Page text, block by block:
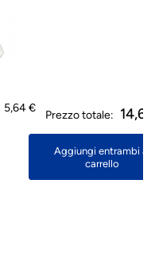
5,64 € Prezzo totale:
Aggiungi entrambi al
carrello